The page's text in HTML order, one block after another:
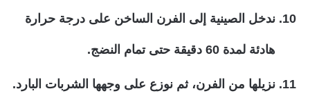
ندخل الصينية إلى الفرن الساخن على درجة حرارة
هادئة لمدة 60 دقيقة حتى تمام النضج.
نزيلها من الفرن، ثم نوزع على وجهها الشربات البارد.